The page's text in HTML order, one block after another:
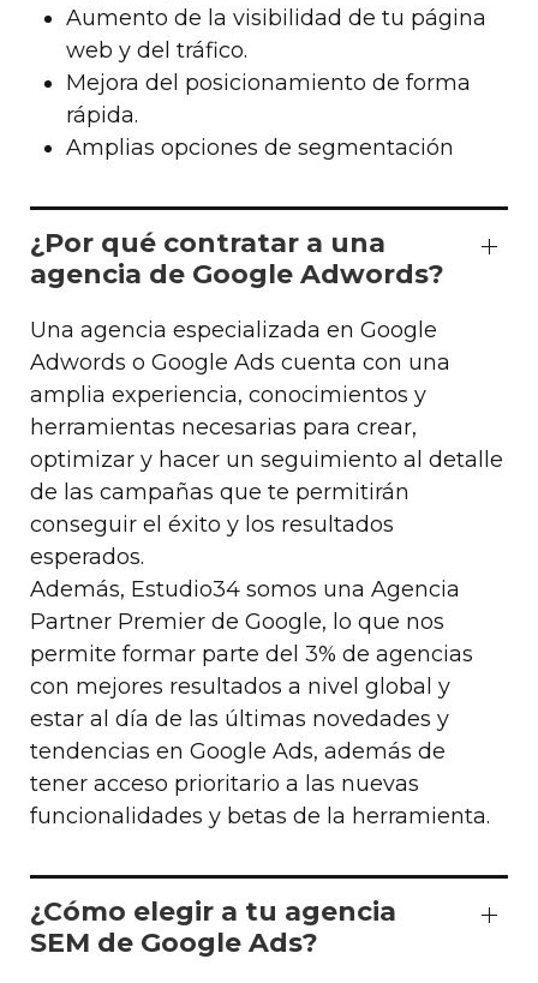
Aumento de la visibilidad de tu página
web y del tráfico.
Mejora del posicionamiento de forma
rápida.
Amplias opciones de segmentación
¿Por qué contratar a una
agencia de Google Adwords?
Una agencia especializada en Google
Adwords o Google Ads cuenta con una
amplia experiencia, conocimientos y
herramientas necesarias para crear,
optimizar y hacer un seguimiento al detalle
de las campañas que te permitirán
conseguir el éxito y los resultados
esperados.
Además, Estudio34 somos una Agencia
Partner Premier de Google, lo que nos
permite formar parte del 3% de agencias
con mejores resultados a nivel global y
estar al día de las últimas novedades y
tendencias en Google Ads, además de
tener acceso prioritario a las nuevas
funcionalidades y betas de la herramienta.
¿Cómo elegir a tu agencia
SEM de Google Ads?